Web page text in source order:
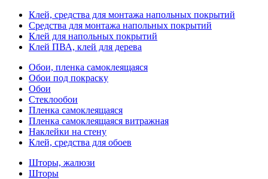
Клей, средства для монтажа напольных покрытий
Средства для монтажа напольных покрытий
Клей для напольных покрытий
Клей ПВА, клей для дерева
Обои, пленка самоклеящаяся
Обои под покраску
Обои
Стеклообои
Пленка самоклеящаяся
Пленка самоклеящаяся витражная
Наклейки на стену
Клей, средства для обоев
Шторы, жалюзи
Шторы